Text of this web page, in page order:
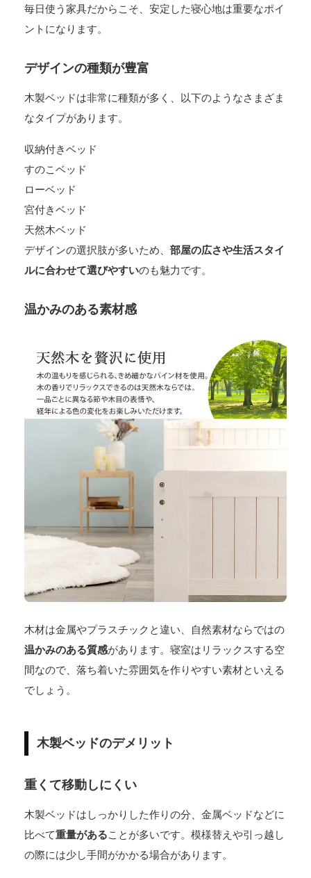
毎日使う家具だからこそ、安定した寝心地は重要なポイ
ントになります。
デザインの種類が豊富
木製ベッドは非常に種類が多く、以下のようなさまざま
なタイプがあります。
収納付きベッド
すのこベッド
ローベッド
宮付きベッド
天然木ベッド
デザインの選択肢が多いため、 部屋の広さや生活スタイ
ルに合わせて選びやすいのも魅力です。
温かみのある素材感
木材は金属やプラスチックと違い、自然素材ならではの
温かみのある質感があります。寝室はリラックスする空
間なので、落ち着いた雰囲気を作りやすい素材といえる
でしょう。
木製ベッドのデメリット
重くて移動しにくい
木製ベッドはしっかりした作りの分、金属ベッドなどに
比べて重量があることが多いです。模様替えや引っ越し
の際には少し手間がかかる場合があります。